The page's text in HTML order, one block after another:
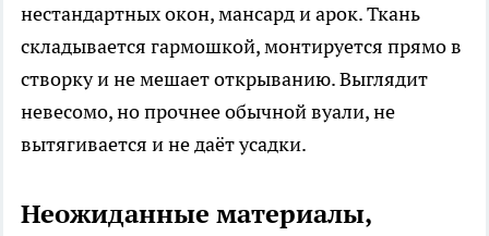
нестандартных окон, мансард и арок. Ткань
складывается гармошкой, монтируется прямо в
створку и не мешает открыванию. Выглядит
невесомо, но прочнее обычной вуали, не
вытягивается и не даёт усадки.
Неожиданные материалы,